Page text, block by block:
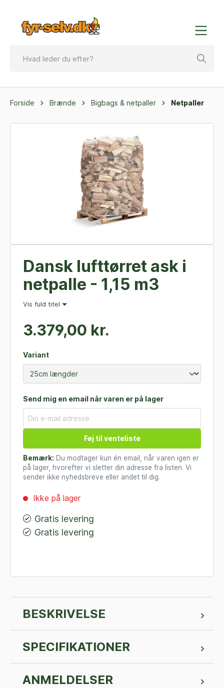
Forside Brænde Bigbags & netpaller Netpaller
Dansk lufttørret ask i
netpalle - 1,15 m3
Vis fuld titel
3.379,00 kr.
Variant
Send mig en email når varen er på lager
Føj til venteliste
Bemærk: Du modtager kun én email, når varen igen er
på lager, hvorefter vi sletter din adresse fra listen. Vi
sender ikke nyhedsbreve eller andet til dig.
Ikke på lager
Gratis levering
Gratis levering
BESKRIVELSE
SPECIFIKATIONER
ANMELDELSER